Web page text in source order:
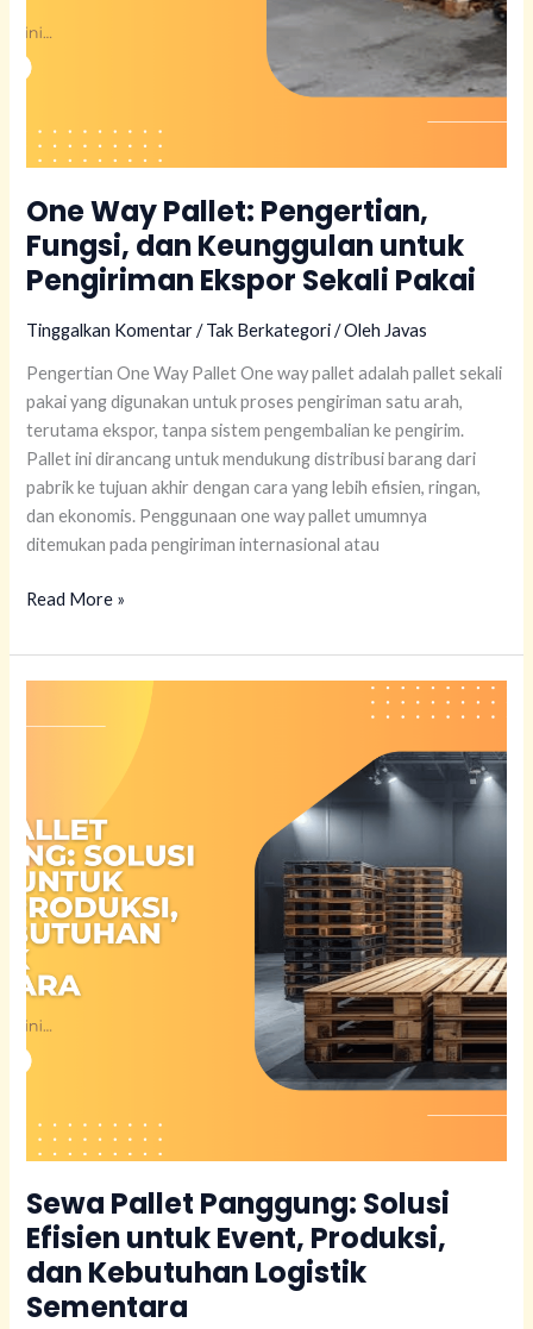
One Way Pallet: Pengertian,
Fungsi, dan Keunggulan untuk
Pengiriman Ekspor Sekali Pakai
Tinggalkan Komentar /Tak Berkategori/ Oleh Javas
Pengertian One Way Pallet One way pallet adalah pallet sekali
pakai yang digunakan untuk proses pengiriman satu arah,
terutama ekspor, tanpa sistem pengembalian ke pengirim.
Pallet ini dirancang untuk mendukung distribusi barang dari
pabrik ke tujuan akhir dengan cara yang lebih efisien, ringan,
dan ekonomis. Penggunaan one way pallet umumnya
ditemukan pada pengiriman internasional atau
Read More »
Sewa Pallet Panggung: Solusi
Efisien untuk Event, Produksi,
dan Kebutuhan Logistik
Sementara
Pallet
untuk
Event,
Produksi,
dan
Kebutuhan
Logistik